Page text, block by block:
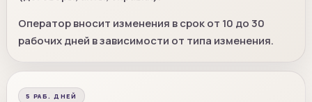
Оператор вносит изменения в срок от 10 до 30
рабочих дней в зависимости от типа изменения.
5 РАБ. ДНЕЙ